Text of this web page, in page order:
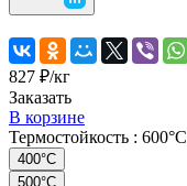
827 ₽/кг
Заказать
В корзине
Термостойкость : 600°C
400°C
500°C